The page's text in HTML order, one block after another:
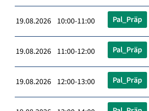
19.08.2026 10:00-11:00 Pal_Präp
19.08.2026 11:00-12:00 Pal_Präp
19.08.2026 12:00-13:00 Pal_Präp